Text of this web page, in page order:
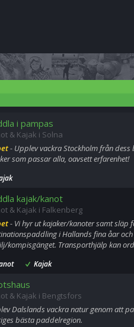
i pampas
& Kajak i Solna
- Upplev vackra Stockholm från
som passar alla, oavsett erfarenhet!
kajak/kanot
& Kajak i Falkenberg
- Vi hyr ut kajaker/kanoter samt släp
i Hallands fina åar
kompisgänget. Transporthjälp kan
Kajak
& Kajak i Bengtsfors
Dalslands vackra natur genom att
bästa paddelregion.